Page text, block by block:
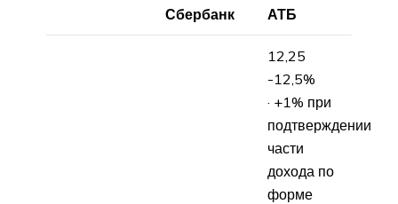
Сбербанк АТБ
12,25
-12,5%
· +1% при
подтверждении
части
дохода по
форме